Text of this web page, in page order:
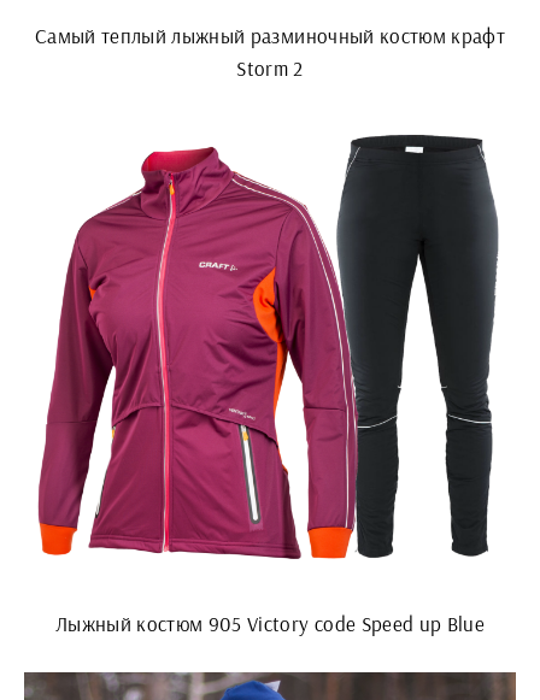
Самый теплый лыжный разминочный костюм крафт
Storm 2
Лыжный костюм 905 Victory code Speed up Blue